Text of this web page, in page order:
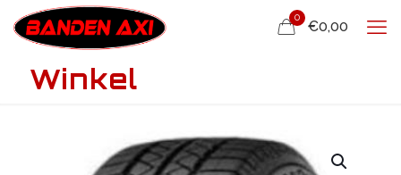
0
€0,00
Winkel